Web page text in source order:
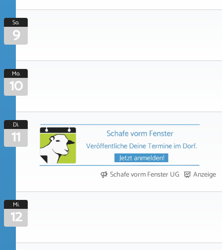
So.
9
Mo.
10
Di.
11
Schafe vorm Fenster UG Anzeige
Mi.
12